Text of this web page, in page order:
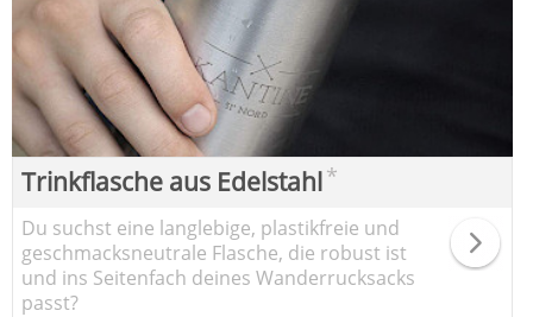
Trinkflasche aus Edelstahl*
Du suchst eine langlebige, plastikfreie und
geschmacksneutrale Flasche, die robust ist
und ins Seitenfach deines Wanderrucksacks
passt?